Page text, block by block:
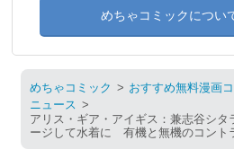
めちゃコミックについ
めちゃコミック おすすめ無料漫画
ニュース
アリス・ギア・アイギス：兼志谷シ
ージして水着に 有機と無機のコント